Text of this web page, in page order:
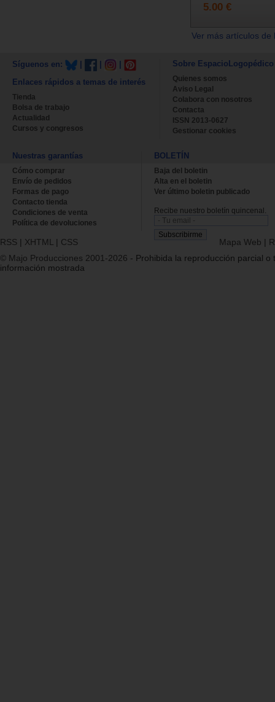
5.00 €
Ver más artículos
Síguenos en:
Enlaces rápidos a temas de interés
Tienda
Bolsa de trabajo
Actualidad
Cursos y congresos
Sobre EspacioLogopédico
Quienes somos
Aviso Legal
Colabora con nosotros
Contacta
ISSN 2013-0627
Gestionar cookies
Nuestras garantías
Cómo comprar
Envío de pedidos
Formas de pago
Contacto tienda
Condiciones de venta
Política de devoluciones
BOLETÍN
Baja del boletin
Alta en el boletin
Ver último boletin publicado
Recibe nuestro boletín quincenal.
RSS | XHTML | CSS Mapa Web |
© Majo Producciones 2001-2026 - Prohibida la reproducción parcial o
información mostrada